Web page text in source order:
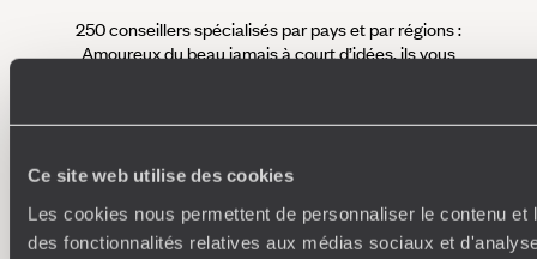
Ce site web utilise des cookies
Les cookies nous permettent de personnaliser le contenu et
des fonctionnalités relatives aux médias sociaux et
250 conseillers spécialisés par pays et par régions :
Amoureux du beau jamais à court d’idées, ils vous
Faites créer votre voyage